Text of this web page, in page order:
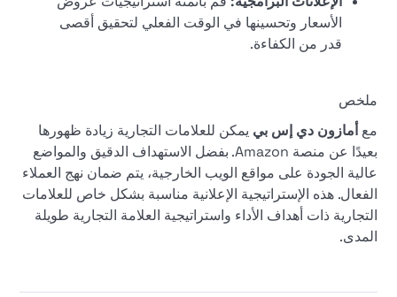
الأسعار وتحسينها في الوقت الفعلي لتحقيق أقصى
قدر من الكفاءة.
ملخص
مع أمازون دي إس بي يمكن للعلامات التجارية زيادة ظهورها
بعيدًا عن منصة Amazon. بفضل الاستهداف الدقيق والمواضع
عالية الجودة على مواقع الويب الخارجية، يتم ضمان نهج العملاء
الفعال. هذه الإستراتيجية الإعلانية مناسبة بشكل خاص للعلامات
التجارية ذات أهداف الأداء واستراتيجية العلامة التجارية طويلة
المدى.